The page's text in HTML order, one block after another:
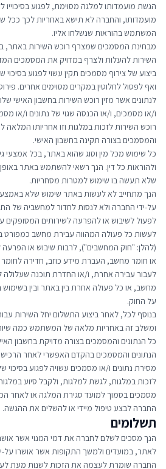
הגשת מועמדותו למלגה מסוימת, לפגוע
מועמדותו, והחברה לא תישא באחריות לכך ככל
המשתמש בהוראות שנשלחו אליו.
מבחינת המסמכים שמצרף רוכש השירות באתר,
השירות להעלות ולצרף במדויק את המסמכים
ביצוע של צירוף מסמכים תקין עשוי לפגוע
ואף לפסול לחלוטין במקרים מסוימים אחרים.
לנתונים אשר מזין רוכש השירות בחשבון האישי
ו/או מסמכים, ו/או הכנסה שגוי של נתונים ו/או
רוכש השירות לזכות במלגות וזו אחריותו המלאה
והמסמכים בצורה תקינה בחשבון האישי.
כל שימוש מכל מין וסוג שהוא באתר, בכל אמצעי
ולהוראות כל דין. הנך רשאי להשתמש באתר באופן
שלא תעשה בו שימוש למטרות מסחריות.
הנך מתחייב לא לעשות באתר שימוש שלא
על-ידי החברה ולא לנסות לחדור למחשביה של
לפעול לשיבוש או להפרעה לשירותים המסופקים
(להלן: "חוק המחשבים"), לרבות שיבוש או
או חומר מחשב, העברת מידע כוזב, חדירה לחומר
לעבור עבירה אחרת, ו/או החדרת תוכנה שעלולה
מחשב, או כל פעולה אחרת בין באתר ובין
על החוק.
בנוסף לכל, לאחר ביצוע התשלום יחל השירות
ומשלב זה באחריות מלאה של המשתמש כמה
כל הנתונים והמסמכים בצורה מדויקת בחשבון
הנתונים והמסמכים בהקדם האפשרי לאחר
מסירת נתונים ו/או מסמכים עשויה לפגוע
לזכות במלגות, לגשת למלגות, ולקבל סיוע
מסמכים בסמוך למועד סגירת המלגה או לאחר
החברה לבצע טיפול מיידי או להשלים את ההגשה.
תשלומים
הנך מסכים לשלם לחברה את דמי המנוי אשר
לאתר, במועדים ולמשך התקופות אשר אושרו על-
החברה שומרת לעצמה את הזכות לשנות מעת לעת